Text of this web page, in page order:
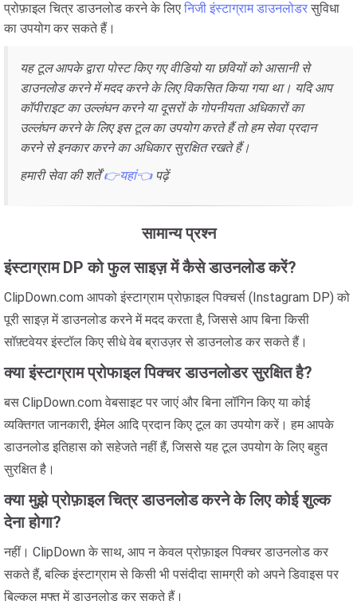
प्रोफ़ाइल चित्र डाउनलोड करने के लिए निजी इंस्टाग्राम डाउनलोडर सुविधा
का उपयोग कर सकते हैं।
यह टूल आपके द्वारा पोस्ट किए गए वीडियो या छवियों को आसानी से
डाउनलोड करने में मदद करने के लिए विकसित किया गया था। यदि आप
कॉपीराइट का उल्लंघन करने या दूसरों के गोपनीयता अधिकारों का
उल्लंघन करने के लिए इस टूल का उपयोग करते हैं तो हम सेवा प्रदान
करने से इनकार करने का अधिकार सुरक्षित रखते हैं।
हमारी सेवा की शर्तें👉यहां👈पढ़ें
सामान्य प्रश्न
इंस्टाग्राम DP को फुल साइज़ में कैसे डाउनलोड करें?
ClipDown.com आपको इंस्टाग्राम प्रोफ़ाइल पिक्चर्स (Instagram DP) को
पूरी साइज़ में डाउनलोड करने में मदद करता है, जिससे आप बिना किसी
सॉफ़्टवेयर इंस्टॉल किए सीधे वेब ब्राउज़र से डाउनलोड कर सकते हैं।
क्या इंस्टाग्राम प्रोफाइल पिक्चर डाउनलोडर सुरक्षित है?
बस ClipDown.com वेबसाइट पर जाएं और बिना लॉगिन किए या कोई
व्यक्तिगत जानकारी, ईमेल आदि प्रदान किए टूल का उपयोग करें। हम आपके
डाउनलोड इतिहास को सहेजते नहीं हैं, जिससे यह टूल उपयोग के लिए बहुत
सुरक्षित है।
क्या मुझे प्रोफ़ाइल चित्र डाउनलोड करने के लिए कोई शुल्क
देना होगा?
नहीं। ClipDown के साथ, आप न केवल प्रोफ़ाइल पिक्चर डाउनलोड कर
सकते हैं, बल्कि इंस्टाग्राम से किसी भी पसंदीदा सामग्री को अपने डिवाइस पर
बिल्कुल मुफ्त में डाउनलोड कर सकते हैं।